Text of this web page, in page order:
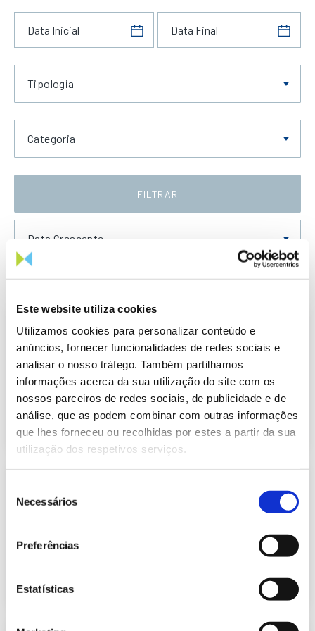
Este website utiliza cookies
Utilizamos cookies para personalizar conteúdo e
anúncios, fornecer funcionalidades de redes sociais e
analisar o nosso tráfego. Também partilhamos
informações acerca da sua utilização do site com os
nossos parceiros de redes sociais, de publicidade e de
análise, que as podem combinar com outras informações
que lhes forneceu ou recolhidas por estes a partir da sua
utilização dos respetivos serviços.
Necessários
Preferências
Estatísticas
Tipologia
Categoria
FILTRAR
Data Crescente
410.91 Kb
Eletroprodutor da semana 20 de
2021
Publicação com periodicidade semanal, com
informação sobre Eletricidade
2021-05-20 Eletricidade
620.49 Kb 2022